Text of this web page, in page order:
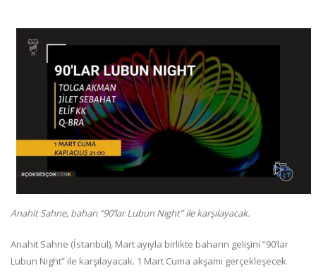
Anahit Sahne, baharı “90’lar Lubun Night” ile karşılayacak.
Anahit Sahne (İstanbul), Mart ayıyla birlikte baharın gelişini “90’lar
Lubun Night” ile karşılayacak. 1 Mart Cuma akşamı gerçekleşecek